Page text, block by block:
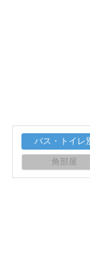
バス・トイレ
角部屋